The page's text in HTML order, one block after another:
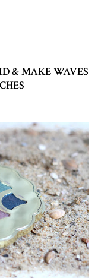
& MAKE WAVES